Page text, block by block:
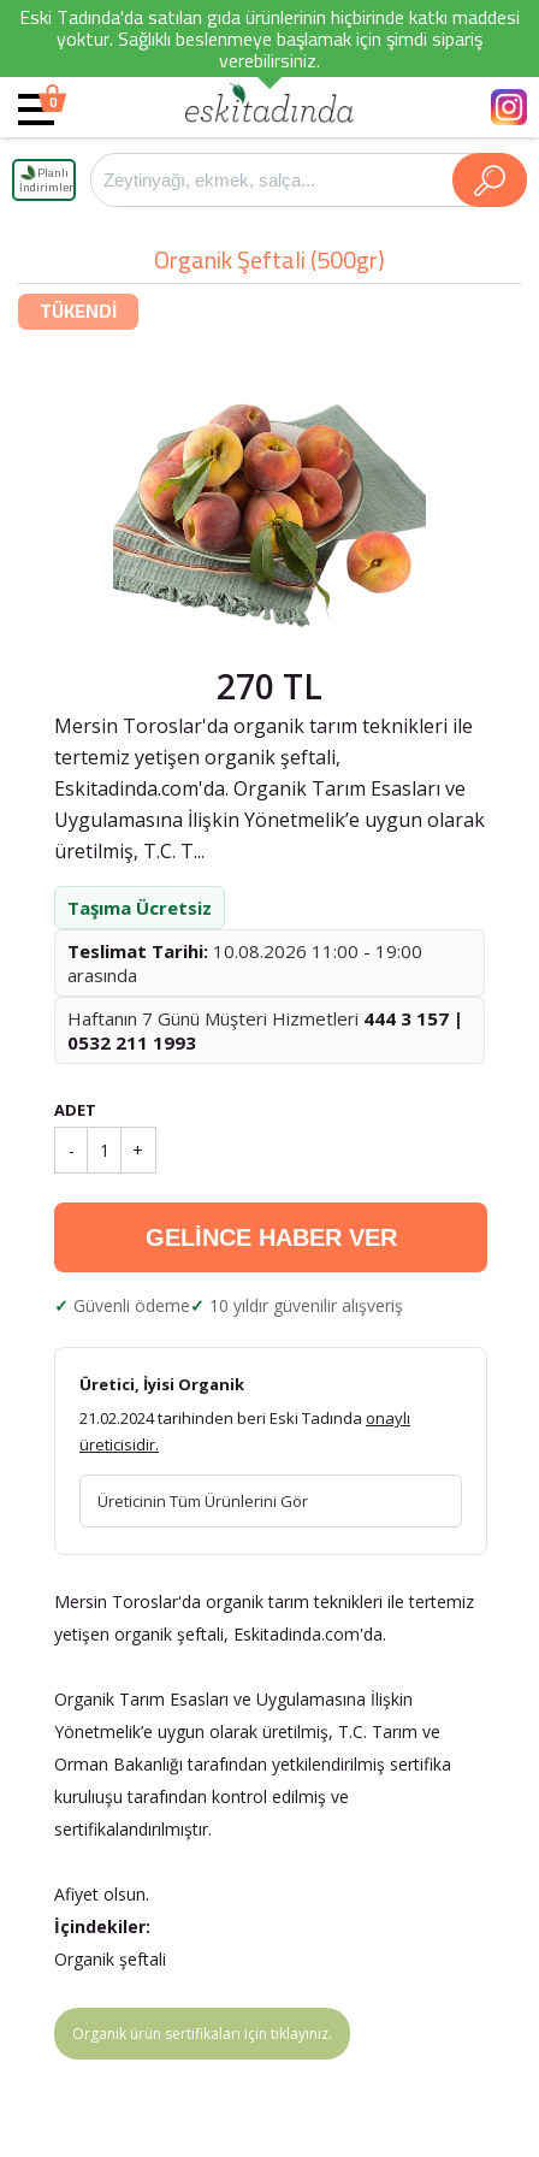
Eski Tadında'da satılan gıda ürünlerinin hiçbirinde katkı maddesi
yoktur. Sağlıklı beslenmeye başlamak için şimdi sipariş
verebilirsiniz.
0
Planlı
İndirimler
Organik Şeftali (500gr)
TÜKENDİ
270 TL
Mersin Toroslar'da organik tarım teknikleri ile
tertemiz yetişen organik şeftali,
Eskitadinda.com'da. Organik Tarım Esasları ve
Uygulamasına İlişkin Yönetmelik’e uygun olarak
üretilmiş, T.C. T...
Taşıma Ücretsiz
Teslimat Tarihi: 10.08.2026 11:00 - 19:00
arasında
Haftanın 7 Günü Müşteri Hizmetleri 444 3 157 |
0532 211 1993
ADET
- 1 +
GELİNCE HABER VER
Güvenli ödeme 10 yıldır güvenilir alışveriş
Üretici, İyisi Organik
21.02.2024 tarihinden beri Eski Tadında onaylı
üreticisidir.
Üreticinin Tüm Ürünlerini Gör
Mersin Toroslar'da organik tarım teknikleri ile tertemiz
yetişen organik şeftali, Eskitadinda.com'da.
Organik Tarım Esasları ve Uygulamasına İlişkin
Yönetmelik’e uygun olarak üretilmiş, T.C. Tarım ve
Orman Bakanlığı tarafından yetkilendirilmiş sertifika
kurulıuşu tarafından kontrol edilmiş ve
sertifikalandırılmıştır.
Afiyet olsun.
İçindekiler:
Organik şeftali
Organik ürün sertifikaları için tıklayınız.